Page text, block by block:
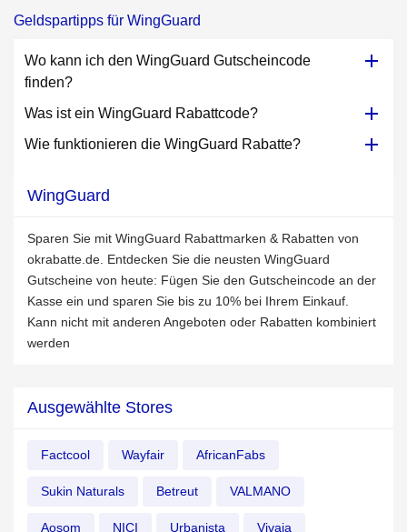
Geldspartipps für WingGuard
Wo kann ich den WingGuard Gutscheincode
finden?
Was ist ein WingGuard Rabattcode?
Wie funktionieren die WingGuard Rabatte?
WingGuard
Sparen Sie mit WingGuard Rabattmarken & Rabatten von
okrabatte.de. Entdecken Sie die neusten WingGuard
Gutscheine von heute: Fügen Sie den Gutscheincode an der
Kasse ein und sparen Sie bis zu 10% bei Ihrem Einkauf.
Kann nicht mit anderen Angeboten oder Rabatten kombiniert
werden
Ausgewählte Stores
Factcool Wayfair AfricanFabs
Sukin Naturals Betreut VALMANO
Aosom NICI Urbanista Vivaia